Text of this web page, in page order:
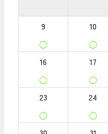
9
◯
10
◯
16
◯
17
◯
23
◯
24
◯